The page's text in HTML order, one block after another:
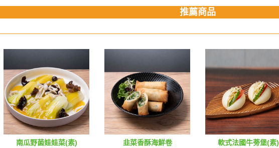
推薦商品
南瓜野菌娃娃菜(素)
韭菜香酥海鮮卷
軟式法國牛蒡堡(素)